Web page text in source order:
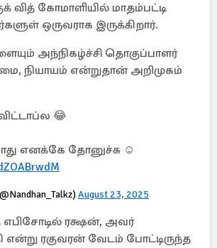
வித் கோமாளியில் மாதம்பட்டி
ஒருவராக இருக்கிறார்.
அந்நிகழ்ச்சி தொகுப்பாளர்
நியாயம் என்றுதான் அறிமுகம்
😂
எனக்கே தோனுச்சு ☺️
August 23, 2025
எபிசோடில் ரக்ஷன், அவர்
ரகுவரன் வேடம் போட்டிருந்த